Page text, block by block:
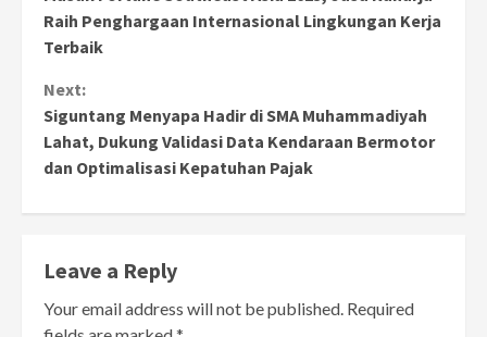
Reading
Raih Penghargaan Internasional Lingkungan Kerja
Terbaik
Next:
Siguntang Menyapa Hadir di SMA Muhammadiyah
Lahat, Dukung Validasi Data Kendaraan Bermotor
dan Optimalisasi Kepatuhan Pajak
Leave a Reply
Your email address will not be published. Required